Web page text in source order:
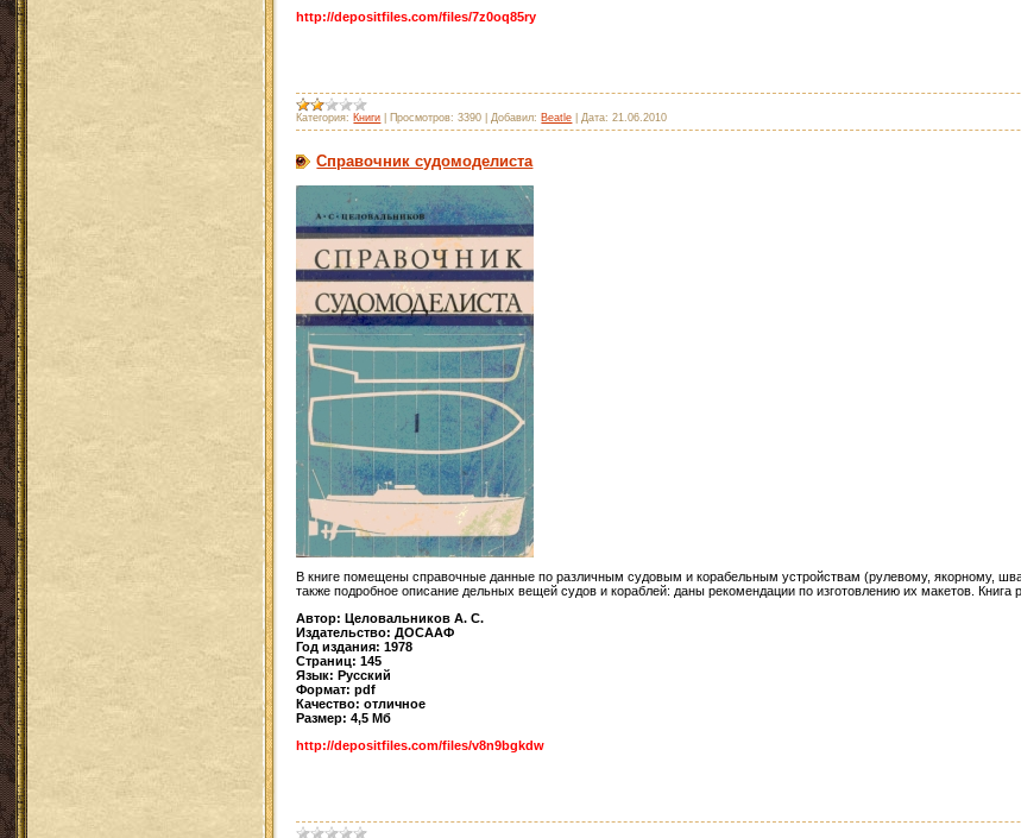
http://depositfiles.com/files/7z0oq85ry
Категория: Книги Просмотров: 3390 Добавил: Beatle Дата: 21.06.2010
Справочник судомоделиста
В книге помещены справочные данные по различным судовым и корабельным устройствам (рулевому, якорному,
также подробное описание дельных вещей судов и кораблей: даны рекомендации по изготовлению их макетов. Книга
Автор: Целовальников А. С.
Издательство: ДОСААФ
Год издания: 1978
Страниц: 145
Язык: Русский
Формат: pdf
Качество: отличное
Размер: 4,5 Мб
http://depositfiles.com/files/v8n9bgkdw